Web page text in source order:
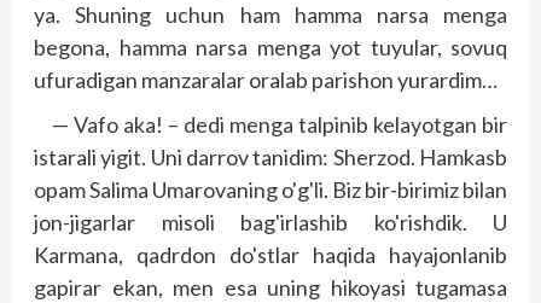
ya. Shuning uchun ham hamma narsa menga
begona, hamma narsa menga yot tuyular, sovuq
ufuradigan manzaralar oralab parishon yurardim…
— Vafo aka! – dedi menga talpinib kelayotgan bir
istarali yigit. Uni darrov tanidim: Sherzod. Hamkasb
opam Salima Umarovaning o'g'li. Biz bir-birimiz bilan
jon-jigarlar misoli bag'irlashib ko'rishdik. U
Karmana, qadrdon do'stlar haqida hayajonlanib
gapirar ekan, men esa uning hikoyasi tugamasa